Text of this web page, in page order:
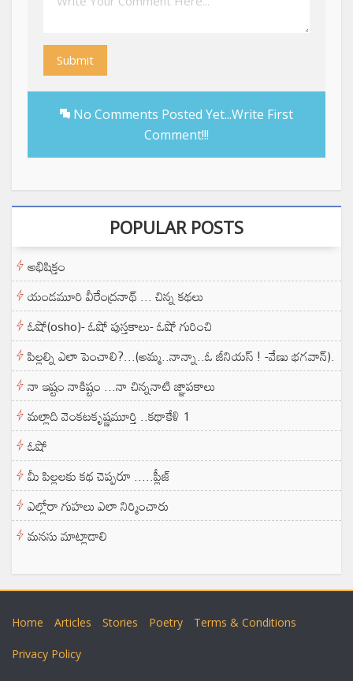
Submit
No Comments Posted Yet...Write First
Comment!!!
POPULAR POSTS
అభిషిక్తం
యండమూరి వీరేంద్రనాథ్ ... చిన్న కథలు
ఓషో(osho)- ఓషో పుస్తకాలు- ఓషో గురించి
పిల్లల్ని ఎలా పెంచాలి?...(అమ్మ..నాన్నా..ఓ జీనియస్ ! -వేణు భగవాన్).
నా ఇష్టం నాకిష్టం ...నా చిన్ననాటి జ్ఞాపకాలు
మల్లాది వెంకటకృష్ణమూర్తి ..కథాకేళి 1
ఓషో
మీ పిల్లలకు కథ చెప్పరూ .....ప్లీజ్
ఎల్లోరా గుహలు ఎలా నిర్మించారు
మనసు మాట్లాడాలి
Home Articles Stories Poetry Terms & Conditions
Privacy Policy